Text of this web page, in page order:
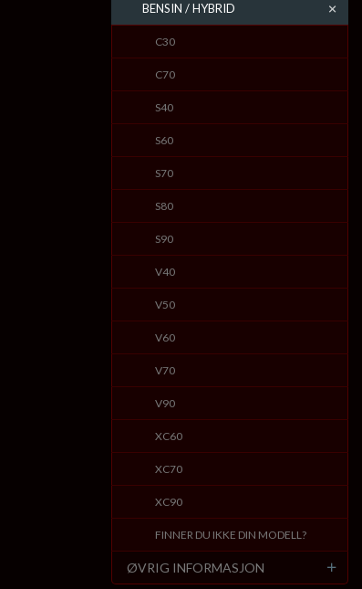
BENSIN / HYBRID
C30
C70
S40
S60
S70
S80
S90
V40
V50
V60
V70
V90
XC60
XC70
XC90
FINNER DU IKKE DIN MODELL?
ØVRIG INFORMASJON